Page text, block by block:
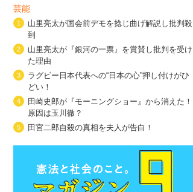
芸能
1
山里亮太が国会前デモを捻じ曲げ解説し批判殺
到
2
山里亮太が『銀河の一票』を賞賛し批判を受け
た理由
3
ラグビー日本代表への“日本の心”押し付けがひ
どい！
4
田崎史郎が『モーニングショー』から消えた！
原因は玉川徹？
5 田宮二郎自殺の真相を夫人が告白！